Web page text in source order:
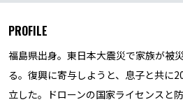
PROFILE
福島県出身。東日本大震災で家族が被
る。復興に寄与しようと、息子と共に
立した。ドローンの国家ライセンスと